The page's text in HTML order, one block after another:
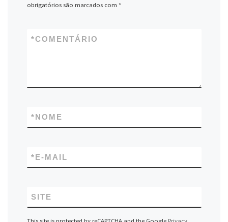
obrigatórios são marcados com *
COMENTÁRIO
*
NOME
*
E-MAIL
*
SITE